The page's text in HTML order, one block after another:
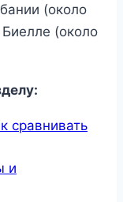
(около
(около
сравнивать
и